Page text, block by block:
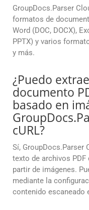
GroupDocs.Parser
formatos de
Word (DOC, DOCX),
PPTX) y varios
y más.
¿Puedo
documento
basado en
cURL?
Sí, GroupDocs.Parser
texto de archivos
partir de imágenes.
mediante la
contenido escaneado